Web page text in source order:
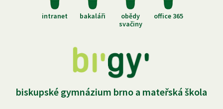
intranet bakaláři
obědy
svačiny
office 365
biskupské gymnázium brno a mateřská škola